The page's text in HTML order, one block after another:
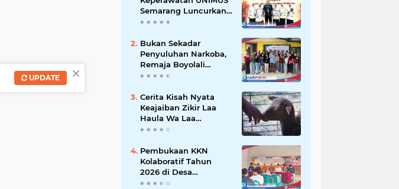
Semarang Luncurkan
SLEEP-7, Model
Hibrida Berbasis Riset
untuk Tingkatkan
Kualitas Tidur Pasien
Hipertensi
Bukan Sekadar
Penyuluhan Narkoba,
Remaja Boyolali
Dilatih Menjadi
Aman bagi Temannya
Cerita Kisah Nyata
Keajaiban Zikir Laa
Haula Wa Laa
Quwwata Illa Billah,
Membawa Ratusan
Kambing
Pembukaan KKN
Kolaboratif Tahun
2026 di Desa
Bantaragung: Wujud
×
UPDATE